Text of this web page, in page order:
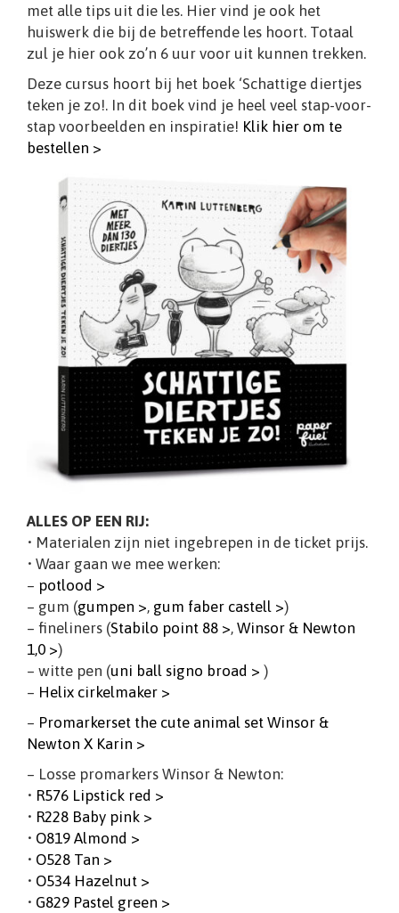
met alle tips uit die les. Hier vind je ook het
huiswerk die bij de betreffende les hoort. Totaal
zul je hier ook zo’n 6 uur voor uit kunnen trekken.
Deze cursus hoort bij het boek ‘Schattige diertjes
teken je zo!. In dit boek vind je heel veel stap-voor-
stap voorbeelden en inspiratie! Klik hier om te
bestellen >
ALLES OP EEN RIJ:
• Materialen zijn niet ingebrepen in de ticket prijs.
• Waar gaan we mee werken:
– potlood >
– gum (gumpen >, gum faber castell >)
– fineliners (Stabilo point 88 >, Winsor & Newton
1,0 >)
– witte pen (uni ball signo broad > )
– Helix cirkelmaker >
– Promarkerset the cute animal set Winsor &
Newton X Karin >
– Losse promarkers Winsor & Newton:
• R576 Lipstick red >
• R228 Baby pink >
• O819 Almond >
• O528 Tan >
• O534 Hazelnut >
• G829 Pastel green >